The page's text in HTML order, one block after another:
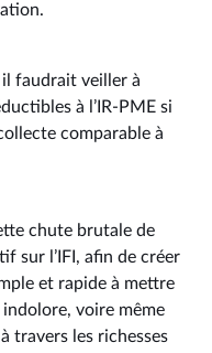
il faudrait veiller à
à l’IR-PME si
comparable à
chute brutale de
sur l’IFI, afin de créer
et rapide à mettre
voire même
travers les richesses